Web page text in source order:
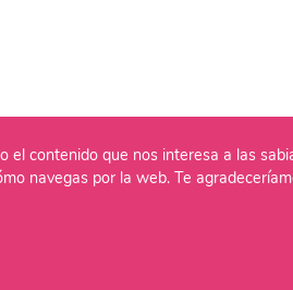
el contenido que nos interesa a las
navegas por la web. Te